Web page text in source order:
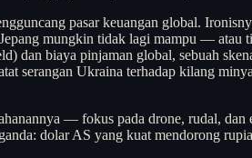
pasar keuangan global.
mungkin tidak lagi mampu —
dan biaya pinjaman global, sebuah
serangan Ukraina terhadap kilang
— fokus pada drone, rudal,
dolar AS yang kuat mendorong